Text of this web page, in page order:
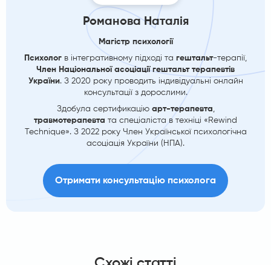
Романова Наталія
Магістр психології
Психолог в інтегративному підході та гештальт-терапії,
Член Національної асоціації гештальт терапевтів
України. З 2020 року проводить індивідуальні онлайн
консультації з дорослими.
Здобула сертификацію арт-терапевта,
травмотерапевта та спеціаліста в техніці «Rewind
Technique». З 2022 року Член Української психологічна
асоціація України (НПА).
Отримати консультацію психолога